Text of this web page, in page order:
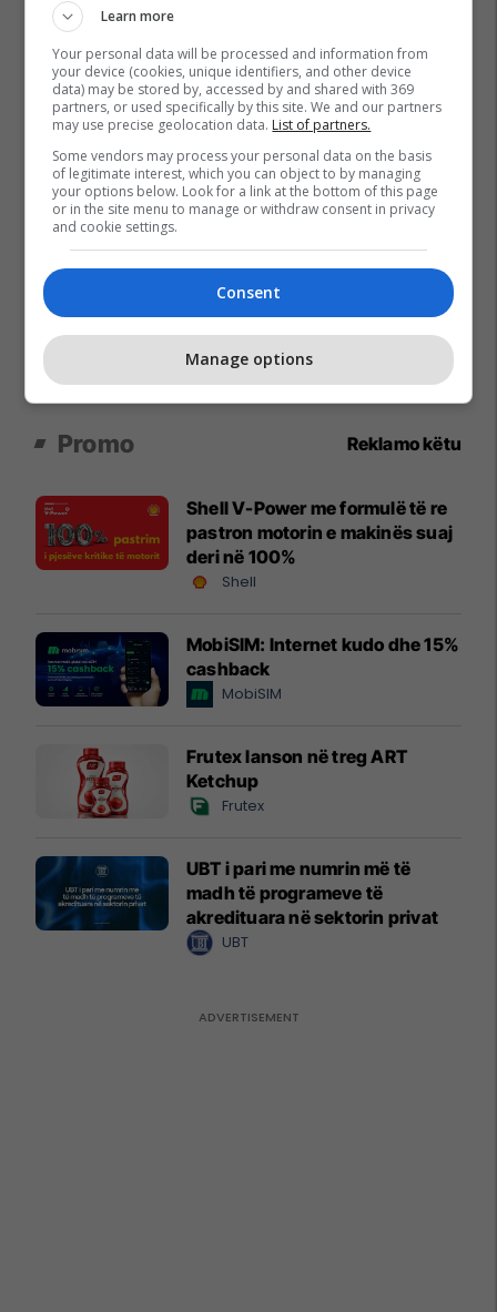
Promo Reklamo këtu
Shell V-Power me formulë të re
pastron motorin e makinës suaj
deri në 100%
Shell
MobiSIM: Internet kudo dhe 15%
cashback
MobiSIM
Frutex lanson në treg ART
Ketchup
Frutex
UBT i pari me numrin më të
madh të programeve të
akredituara në sektorin privat
UBT
Learn more
Your personal data will be processed and information from
your device (cookies, unique identifiers, and other device
data) may be stored by, accessed by and shared with 369
partners, or used specifically by this site. We and our partners
may use precise geolocation data. List of partners.
Some vendors may process your personal data on the basis
of legitimate interest, which you can object to by managing
your options below. Look for a link at the bottom of this page
or in the site menu to manage or withdraw consent in privacy
and cookie settings.
Consent
Manage options